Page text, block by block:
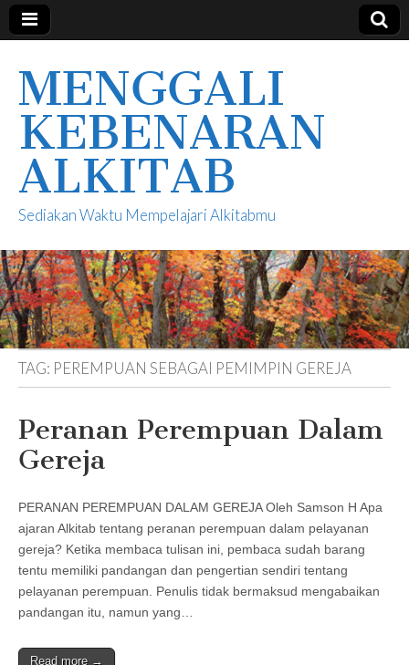
MENGGALI
KEBENARAN
ALKITAB
Sediakan Waktu Mempelajari Alkitabmu
TAG: PEREMPUAN SEBAGAI PEMIMPIN GEREJA
Peranan Perempuan Dalam
Gereja
PERANAN PEREMPUAN DALAM GEREJA Oleh Samson H Apa
ajaran Alkitab tentang peranan perempuan dalam pelayanan
gereja? Ketika membaca tulisan ini, pembaca sudah barang
tentu memiliki pandangan dan pengertian sendiri tentang
pelayanan perempuan. Penulis tidak bermaksud mengabaikan
pandangan itu, namun yang…
Read more →